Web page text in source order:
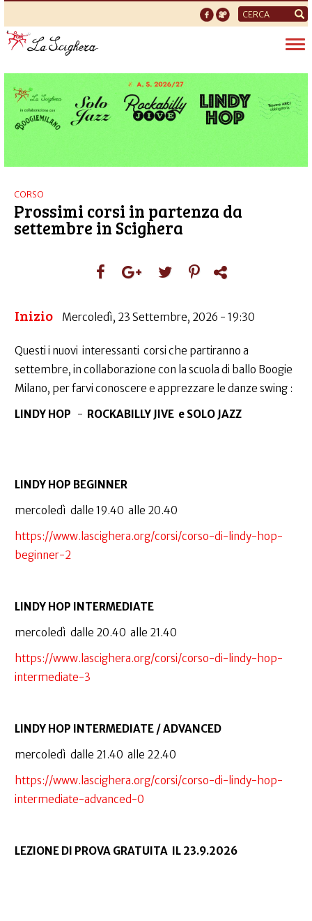
Form
di
ricerca
CORSO
Prossimi corsi in partenza da
settembre in Scighera
Inizio Mercoledì, 23 Settembre, 2026 - 19:30
Questi i nuovi interessanti corsi che partiranno a
settembre, in collaborazione con la scuola di ballo Boogie
Milano, per farvi conoscere e apprezzare le danze swing :
LINDY HOP - ROCKABILLY JIVE e SOLO JAZZ
LINDY HOP BEGINNER
mercoledì dalle 19.40 alle 20.40
https://www.lascighera.org/corsi/corso-di-lindy-hop-
beginner-2
LINDY HOP INTERMEDIATE
mercoledì dalle 20.40 alle 21.40
https://www.lascighera.org/corsi/corso-di-lindy-hop-
intermediate-3
LINDY HOP INTERMEDIATE / ADVANCED
mercoledì dalle 21.40 alle 22.40
https://www.lascighera.org/corsi/corso-di-lindy-hop-
intermediate-advanced-0
LEZIONE DI PROVA GRATUITA IL 23.9.2026